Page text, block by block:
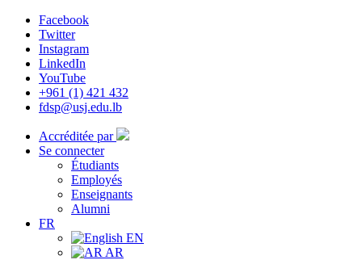
Facebook
Twitter
Instagram
LinkedIn
YouTube
+961 (1) 421 432
fdsp@usj.edu.lb
Accréditée par
Se connecter
Étudiants
Employés
Enseignants
Alumni
FR
EN
AR